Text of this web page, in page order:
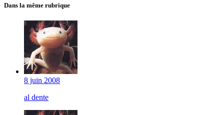
Dans la même rubrique
8 juin 2008
al dente